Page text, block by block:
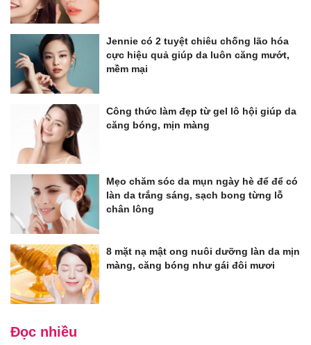
Jennie có 2 tuyệt chiêu chống lão hóa
cực hiệu quả giúp da luôn căng mướt,
mềm mại
Công thức làm đẹp từ gel lô hội giúp da
căng bóng, mịn màng
Mẹo chăm sóc da mụn ngày hè để để có
làn da trắng sáng, sạch bong từng lỗ
chân lông
8 mặt nạ mật ong nuôi dưỡng làn da mịn
màng, căng bóng như gái đôi mươi
Đọc nhiều